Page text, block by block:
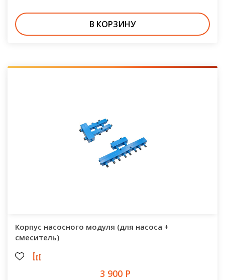
В КОРЗИНУ
Корпус насосного модуля (для насоса +
смеситель)
3 900 Р